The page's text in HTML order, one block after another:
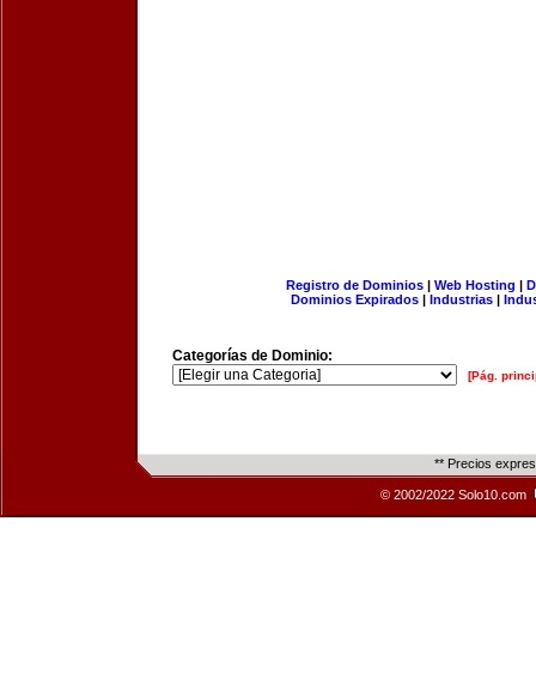
Registro de Dominios| Web Hosting |
Dominios Expirados | Industrias |
Categorías de Dominio:
[Pág.
** Precios
© 2002/2022 Solo10.com